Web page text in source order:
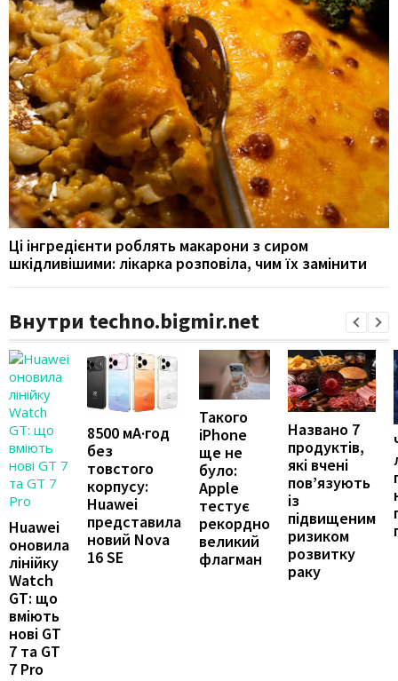
Ці інгредієнти роблять макарони з сиром
шкідливішими: лікарка розповіла, чим їх замінити
Внутри techno.bigmir.net
Huawei
оновила
лінійку
Watch
GT: що
вміють
нові GT
7 та GT
7 Pro
8500 мА·год
без
товстого
корпусу:
Huawei
представила
новий Nova
16 SE
Такого
iPhone
ще не
було:
Apple
тестує
рекордно
великий
флагман
Названо 7
продуктів,
які вчені
пов’язують
із
підвищеним
ризиком
розвитку
раку